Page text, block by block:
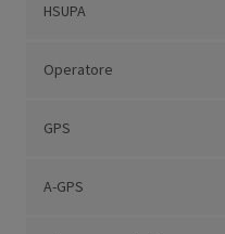
HSUPA
Operatore
GPS
A-GPS